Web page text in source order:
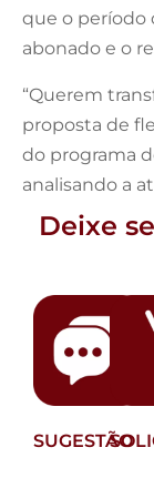
que o período
abonado e o
“Querem
proposta de
do programa
analisando a
Deixe
SUGESTÃO